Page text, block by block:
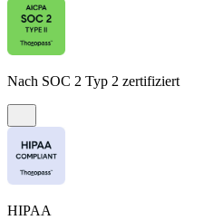
Nach SOC 2 Typ 2 zertifiziert
HIPAA